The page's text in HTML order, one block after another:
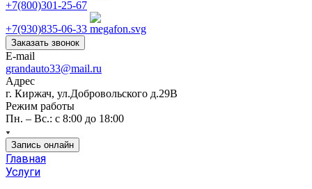
+7(800)301-25-67
+7(930)835-06-33
Заказать звонок
E-mail
grandauto33@mail.ru
Адрес
г. Киржач, ул.Добровольского д.29В
Режим работы
Пн. – Вс.: с 8:00 до 18:00
Запись онлайн
Главная
Услуги